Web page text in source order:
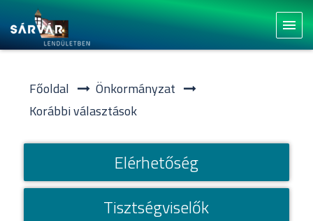
menu
Főoldal
Önkormányzat
Korábbi választások
Elérhetőség
Tisztségviselők